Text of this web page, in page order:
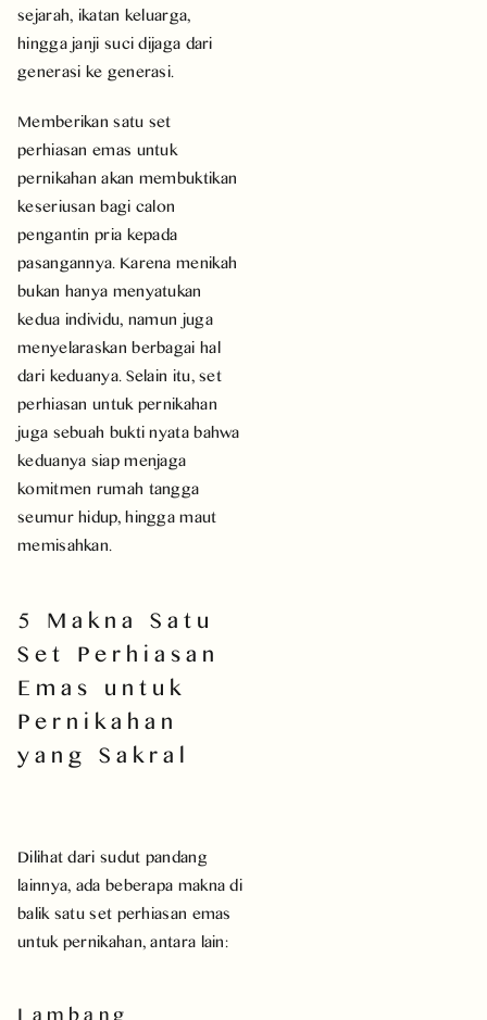
sejarah, ikatan keluarga,
hingga janji suci dijaga dari
generasi ke generasi.
Memberikan satu set
perhiasan emas untuk
pernikahan akan membuktikan
keseriusan bagi calon
pengantin pria kepada
pasangannya. Karena menikah
bukan hanya menyatukan
kedua individu, namun juga
menyelaraskan berbagai hal
dari keduanya. Selain itu, set
perhiasan untuk pernikahan
juga sebuah bukti nyata bahwa
keduanya siap menjaga
komitmen rumah tangga
seumur hidup, hingga maut
memisahkan.
5 Makna Satu
Set Perhiasan
Emas untuk
Pernikahan
yang Sakral
Dilihat dari sudut pandang
lainnya, ada beberapa makna di
balik satu set perhiasan emas
untuk pernikahan, antara lain:
Lambang